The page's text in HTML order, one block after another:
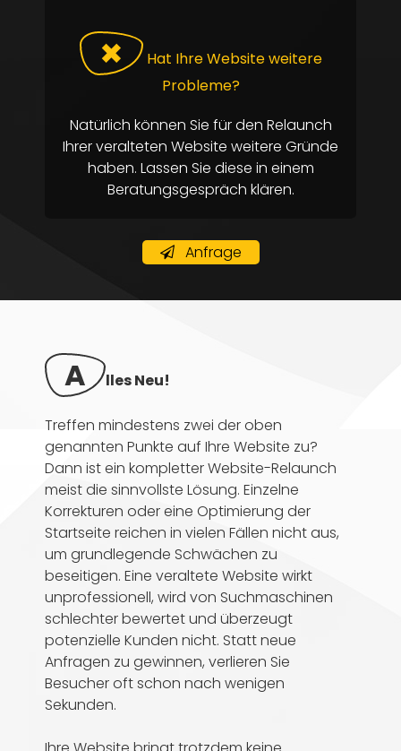
✖
Hat Ihre Website weitere
Probleme?
Natürlich können Sie für den Relaunch
Ihrer veralteten Website weitere Gründe
haben. Lassen Sie diese in einem
Beratungsgespräch klären.
Anfrage
A lles Neu!
Treffen mindestens zwei der oben
genannten Punkte auf Ihre Website zu?
Dann ist ein kompletter Website-Relaunch
meist die sinnvollste Lösung. Einzelne
Korrekturen oder eine Optimierung der
Startseite reichen in vielen Fällen nicht aus,
um grundlegende Schwächen zu
beseitigen. Eine veraltete Website wirkt
unprofessionell, wird von Suchmaschinen
schlechter bewertet und überzeugt
potenzielle Kunden nicht. Statt neue
Anfragen zu gewinnen, verlieren Sie
Besucher oft schon nach wenigen
Sekunden.